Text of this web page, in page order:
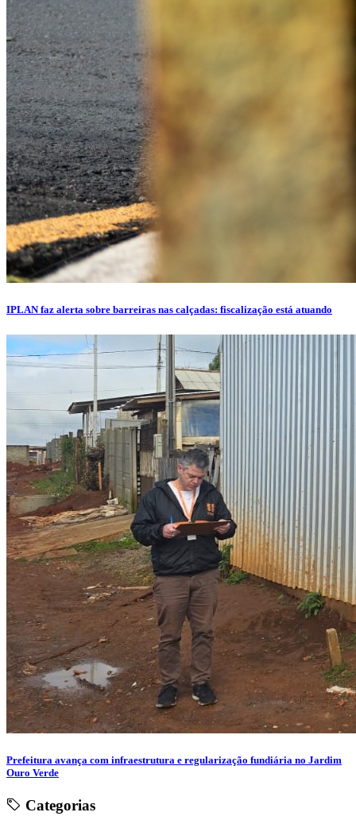
IPLAN faz alerta sobre barreiras nas calçadas: fiscalização está atuando
Prefeitura avança com infraestrutura e regularização fundiária no Jardim
Ouro Verde
Categorias